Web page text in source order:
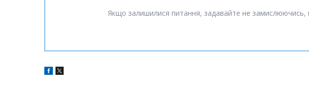
Якщо залишилися питання, задавайте не